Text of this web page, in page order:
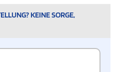
KEINE SORGE,